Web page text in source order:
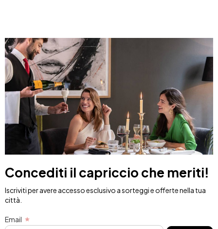
Concediti il capriccio che meriti!
Iscriviti per avere accesso esclusivo a sorteggi e offerte nella tua
città.
Email